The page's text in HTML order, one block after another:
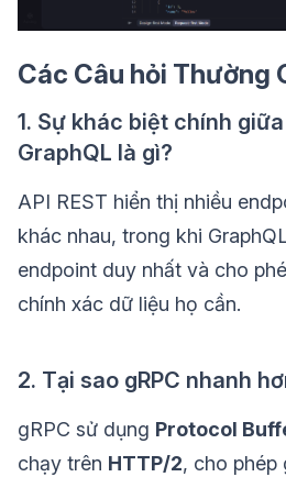
Các Câu hỏi Thường
1. Sự khác biệt chính giữa
GraphQL là gì?
API REST hiển thị nhiều
khác nhau, trong khi
endpoint duy nhất và cho
chính xác dữ liệu họ cần.
2. Tại sao gRPC nhanh
gRPC sử dụng Protocol
chạy trên HTTP/2, cho phép